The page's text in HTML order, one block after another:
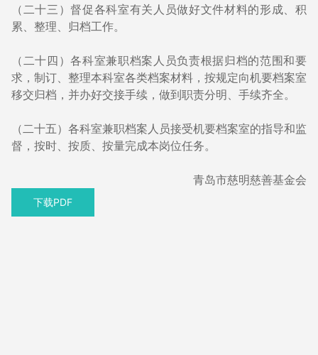
（二十三）督促各科室有关人员做好文件材料的形成、积
累、整理、归档工作。
（二十四）各科室兼职档案人员负责根据归档的范围和要
求，制订、整理本科室各类档案材料，按规定向机要档案室
移交归档，并办好交接手续，做到职责分明、手续齐全。
（二十五）各科室兼职档案人员接受机要档案室的指导和监
督，按时、按质、按量完成本岗位任务。
青岛市慈明慈善基金会
下载PDF